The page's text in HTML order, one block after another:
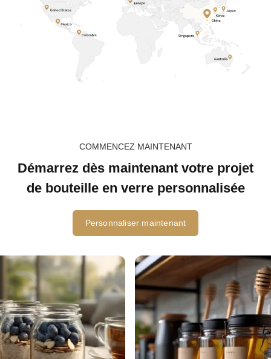
COMMENCEZ MAINTENANT
Démarrez dès maintenant votre projet
de bouteille en verre personnalisée
Personnaliser maintenant